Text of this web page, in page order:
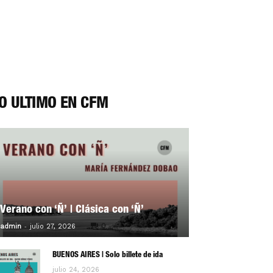
ÚLTIMO EN CFM
Verano con ‘Ñ’ | Clásica con ‘Ñ’
admin - julio 27, 2026 0
BUENOS AIRES | Solo billete de ida
julio 24, 2026